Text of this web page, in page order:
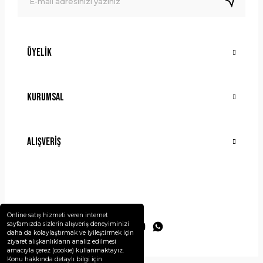
Online satış hizmeti veren internet
sayfamızda sizlerin alışveriş deneyiminizi
daha da kolaylaştırmak ve iyileştirmek için
ziyaret alışkanlıkların analiz edilmesi
amacıyla çerez (cookie) kullanmaktayız.
Konu hakkında detaylı bilgi için
Üyelik
Kurumsal
Alışveriş